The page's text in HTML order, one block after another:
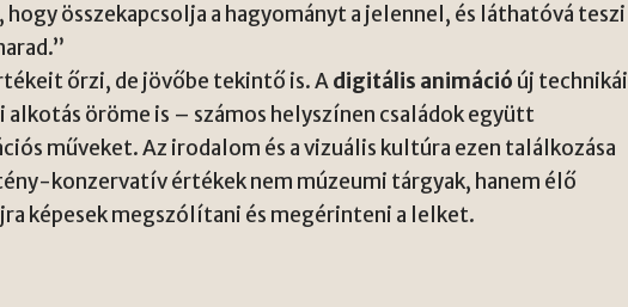
összekapcsolja a hagyományt a jelennel, és láthatóvá teszi
őrzi, de jövőbe tekintő is. Adigitális animáció új technikái
öröme is – számos helyszínen családok együtt
műveket. Az irodalom és a vizuális kultúra ezen találkozása
konzervatív értékek nem múzeumi tárgyak, hanem élő
képesek megszólítani és megérinteni a lelket.